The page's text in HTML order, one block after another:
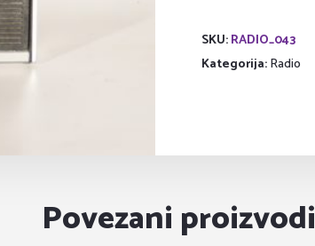
količina
SKU:RADIO_043
Kategorija:Radio
Povezani proizvodi